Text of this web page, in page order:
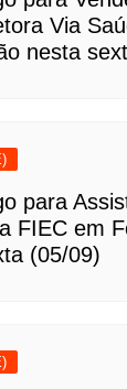
Via
nesta
para
FIEC em
(05/09)